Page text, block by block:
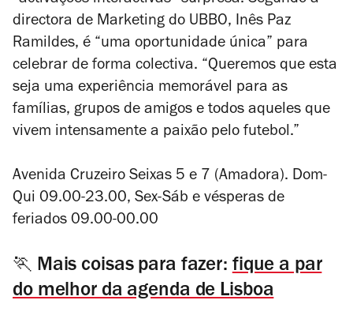
directora de Marketing do UBBO, Inês Paz
Ramildes, é “uma oportunidade única” para
celebrar de forma colectiva. “Queremos que esta
seja uma experiência memorável para as
famílias, grupos de amigos e todos aqueles que
vivem intensamente a paixão pelo futebol.”
Avenida Cruzeiro Seixas 5 e 7 (Amadora). Dom-
Qui 09.00-23.00, Sex-Sáb e vésperas de
feriados 09.00-00.00
🏃 Mais coisas para fazer:fique a par
do melhor da agenda de Lisboa